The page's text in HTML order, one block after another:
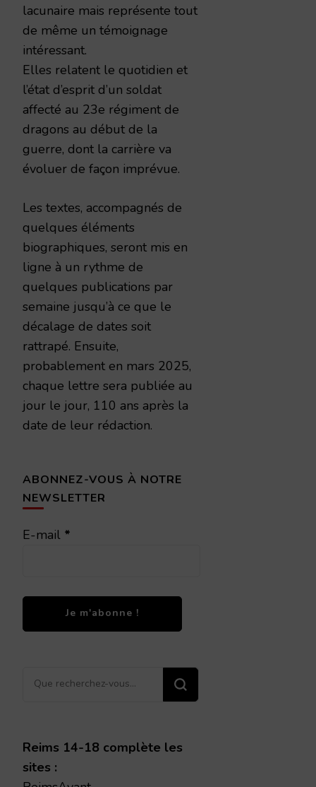
lacunaire mais représente tout
de même un témoignage
intéressant.
Elles relatent le quotidien et
l’état d’esprit d’un soldat
affecté au 23e régiment de
dragons au début de la
guerre, dont la carrière va
évoluer de façon imprévue.
Les textes, accompagnés de
quelques éléments
biographiques, seront mis en
ligne à un rythme de
quelques publications par
semaine jusqu’à ce que le
décalage de dates soit
rattrapé. Ensuite,
probablement en mars 2025,
chaque lettre sera publiée au
jour le jour, 110 ans après la
date de leur rédaction.
ABONNEZ-VOUS À NOTRE
NEWSLETTER
E-mail *
Vous
Reims 14-18 complète les
sites :